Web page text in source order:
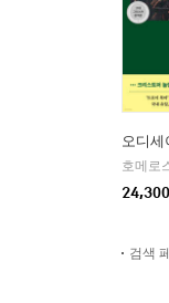
오디세
24,300
검색